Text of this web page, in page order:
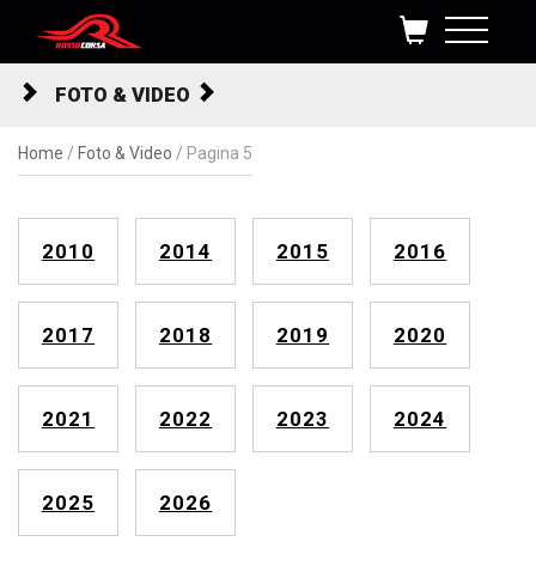
Salta al contenuto
FOTO & VIDEO
Home / Foto & Video / Pagina 5
2010 2014 2015 2016
2017 2018 2019 2020
2021 2022 2023 2024
2025 2026